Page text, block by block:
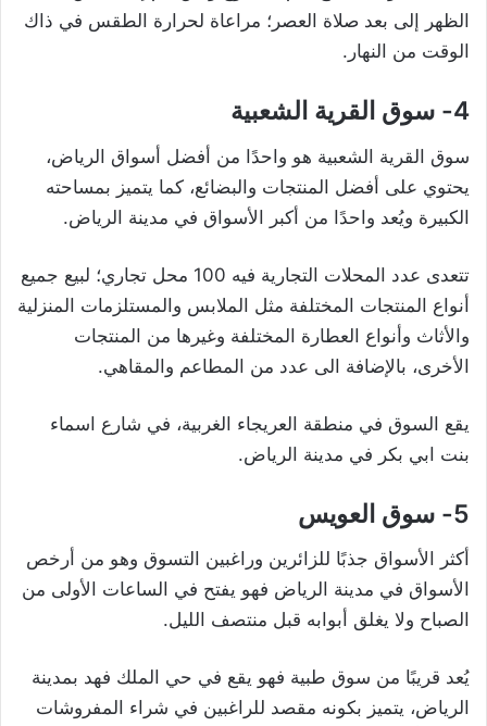
الظهر إلى بعد صلاة العصر؛ مراعاة لحرارة الطقس في ذاك
الوقت من النهار.
4- سوق القرية الشعبية
سوق القرية الشعبية هو واحدًا من أفضل أسواق الرياض،
يحتوي على أفضل المنتجات والبضائع، كما يتميز بمساحته
الكبيرة ويُعد واحدًا من أكبر الأسواق في مدينة الرياض.
تتعدى عدد المحلات التجارية فيه 100 محل تجاري؛ لبيع جميع
أنواع المنتجات المختلفة مثل الملابس والمستلزمات المنزلية
والأثاث وأنواع العطارة المختلفة وغيرها من المنتجات
الأخرى، بالإضافة الى عدد من المطاعم والمقاهي.
يقع السوق في منطقة العريجاء الغربية، في شارع اسماء
بنت ابي بكر في مدينة الرياض.
5- سوق العويس
أكثر الأسواق جذبًا للزائرين وراغبين التسوق وهو من أرخص
الأسواق في مدينة الرياض فهو يفتح في الساعات الأولى من
الصباح ولا يغلق أبوابه قبل منتصف الليل.
يُعد قريبًا من سوق طبية فهو يقع في حي الملك فهد بمدينة
الرياض، يتميز بكونه مقصد للراغبين في شراء المفروشات